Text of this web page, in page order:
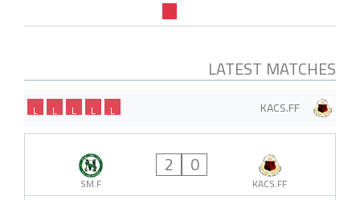
LATEST MATCHES
KACS.FF
L
L
L
L
L
SM.F
2 0
KACS.FF